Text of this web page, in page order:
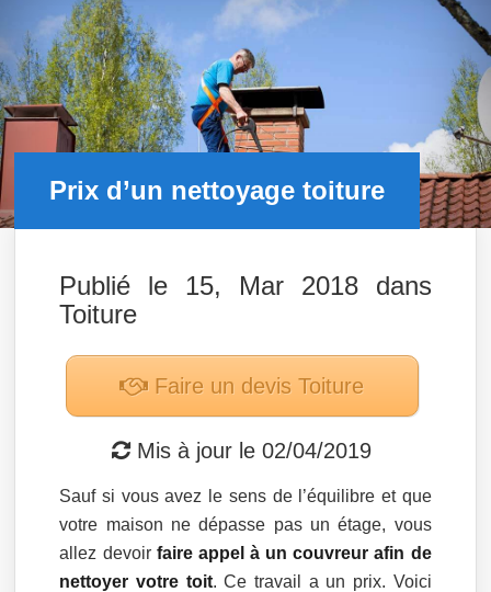
Prix d’un nettoyage toiture
Publié le 15, Mar 2018 dans
Toiture
Faire un devisToiture
Mis à jour le02/04/2019
Sauf si vous avez le sens de l’équilibre et que
votre maison ne dépasse pas un étage, vous
allez devoir faire appel à un couvreur afin de
nettoyer votre toit. Ce travail a un prix. Voici